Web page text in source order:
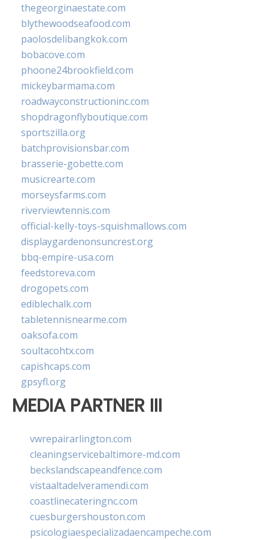
thegeorginaestate.com
blythewoodseafood.com
paolosdelibangkok.com
bobacove.com
phoone24brookfield.com
mickeybarmama.com
roadwayconstructioninc.com
shopdragonflyboutique.com
sportszilla.org
batchprovisionsbar.com
brasserie-gobette.com
musicrearte.com
morseysfarms.com
riverviewtennis.com
official-kelly-toys-squishmallows.com
displaygardenonsuncrest.org
bbq-empire-usa.com
feedstoreva.com
drogopets.com
ediblechalk.com
tabletennisnearme.com
oaksofa.com
soultacohtx.com
capishcaps.com
gpsyfl.org
MEDIA PARTNER III
vwrepairarlington.com
cleaningservicebaltimore-md.com
beckslandscapeandfence.com
vistaaltadelveramendi.com
coastlinecateringnc.com
cuesburgershouston.com
psicologiaespecializadaencampeche.com